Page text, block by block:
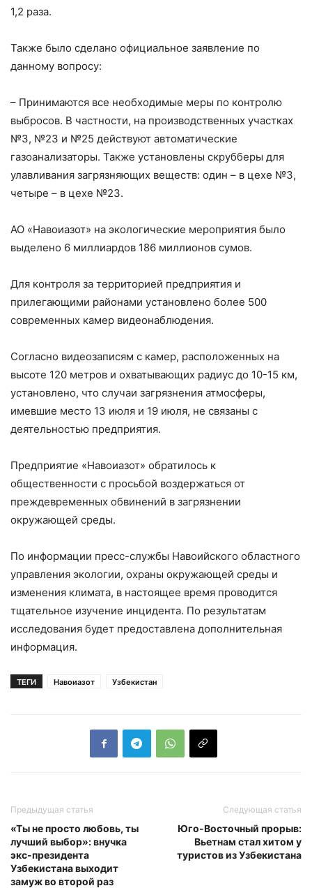
1,2 раза.
Также было сделано официальное заявление по
данному вопросу:
– Принимаются все необходимые меры по контролю
выбросов. В частности, на производственных участках
№3, №23 и №25 действуют автоматические
газоанализаторы. Также установлены скрубберы для
улавливания загрязняющих веществ: один – в цехе №3,
четыре – в цехе №23.
АО «Навоиазот» на экологические мероприятия было
выделено 6 миллиардов 186 миллионов сумов.
Для контроля за территорией предприятия и
прилегающими районами установлено более 500
современных камер видеонаблюдения.
Согласно видеозаписям с камер, расположенных на
высоте 120 метров и охватывающих радиус до 10-15 км,
установлено, что случаи загрязнения атмосферы,
имевшие место 13 июля и 19 июля, не связаны с
деятельностью предприятия.
Предприятие «Навоиазот» обратилось к
общественности с просьбой воздержаться от
преждевременных обвинений в загрязнении
окружающей среды.
По информации пресс-службы Навоийского областного
управления экологии, охраны окружающей среды и
изменения климата, в настоящее время проводится
тщательное изучение инцидента. По результатам
исследования будет предоставлена дополнительная
информация.
ТЕГИ Навоиазот Узбекистан
Предыдущая статья
«Ты не просто любовь, ты
лучший выбор»: внучка
экс-президента
Узбекистана выходит
замуж во второй раз
Следующая статья
Юго-Восточный прорыв:
Вьетнам стал хитом у
туристов из Узбекистана